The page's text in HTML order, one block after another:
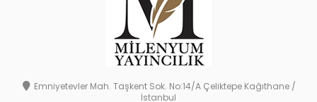
Emniyetevler Mah. Taşkent Sok. No:14/A Çeliktepe Kağıthane /
İstanbul